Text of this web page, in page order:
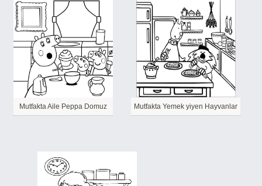
Mutfakta Aile Peppa Domuz Mutfakta Yemek yiyen Hayvanlar